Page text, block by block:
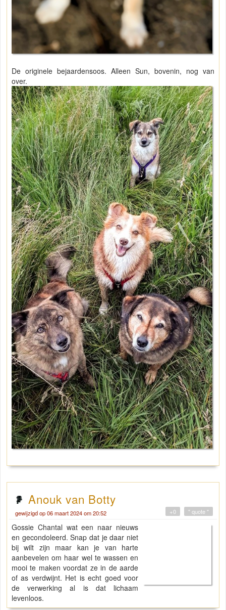
De originele bejaardensoos. Alleen Sun, bovenin, nog van
over.
Anouk van Botty
gewijzigd op 06 maart 2024 om 20:52 " quote "
+0
Gossie Chantal wat een naar nieuws
en gecondoleerd. Snap dat je daar niet
bij wilt zijn maar kan je van harte
aanbevelen om haar wel te wassen en
mooi te maken voordat ze in de aarde
of as verdwijnt. Het is echt goed voor
de verwerking al is dat lichaam
levenloos.